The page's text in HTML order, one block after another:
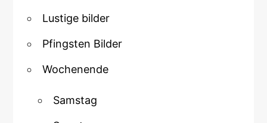
Lustige bilder
Pfingsten Bilder
Wochenende
Samstag